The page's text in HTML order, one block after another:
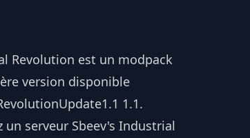
Revolution est un modpack
version disponible
1.1.
un serveur Sbeev's Industrial